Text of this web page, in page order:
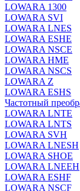
LOWARA 1300
LOWARA SVI
LOWARA LNES
LOWARA ESHE
LOWARA NSCE
LOWARA HME
LOWARA NSCS
LOWARA Z
LOWARA ESHS
Частотный
LOWARA LNTE
LOWARA LNTS
LOWARA SVH
LOWARA LNESH
LOWARA SHOE
LOWARA LNEEH
LOWARA ESHF
LOWARA NSCF